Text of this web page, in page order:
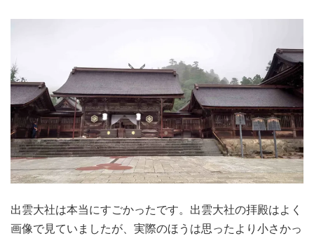
出雲大社は本当にすごかったです。出雲大社の拝殿はよく
画像で見ていましたが、実際のほうは思ったより小さかっ